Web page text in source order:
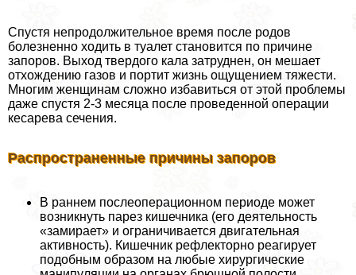
Спустя непродолжительное время после родов
болезненно ходить в туалет становится по причине
запоров. Выход твердого кала затруднен, он мешает
отхождению газов и портит жизнь ощущением тяжести.
Многим женщинам сложно избавиться от этой проблемы
даже спустя 2-3 месяца после проведенной операции
кесарева сечения.
Распространенные причины запоров
В раннем послеоперационном периоде может
возникнуть парез кишечника (его деятельность
«замирает» и ограничивается двигательная
активность). Кишечник рефлекторно реагирует
подобным образом на любые хирургические